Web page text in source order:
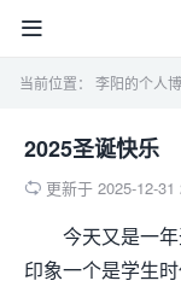

当前位置： 李阳的个人
2025圣诞快乐
 更新于 2025-12-
今天又是一
印象一个是学生